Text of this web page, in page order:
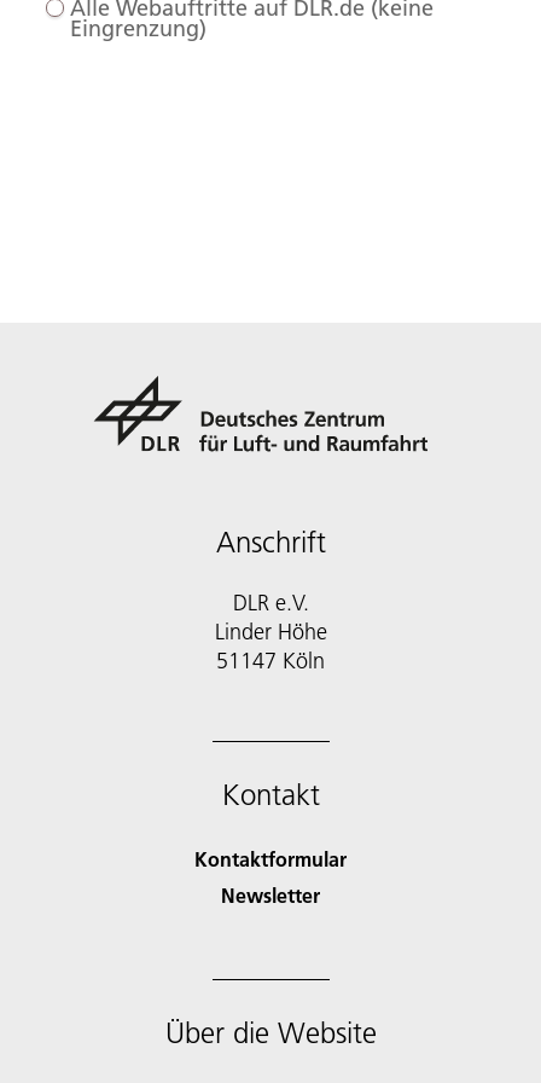
Alle Webauftritte auf DLR.de (keine
Eingrenzung)
Anschrift
DLR e.V.
Linder Höhe
51147 Köln
Kontakt
Kontaktformular
Newsletter
Über die Website